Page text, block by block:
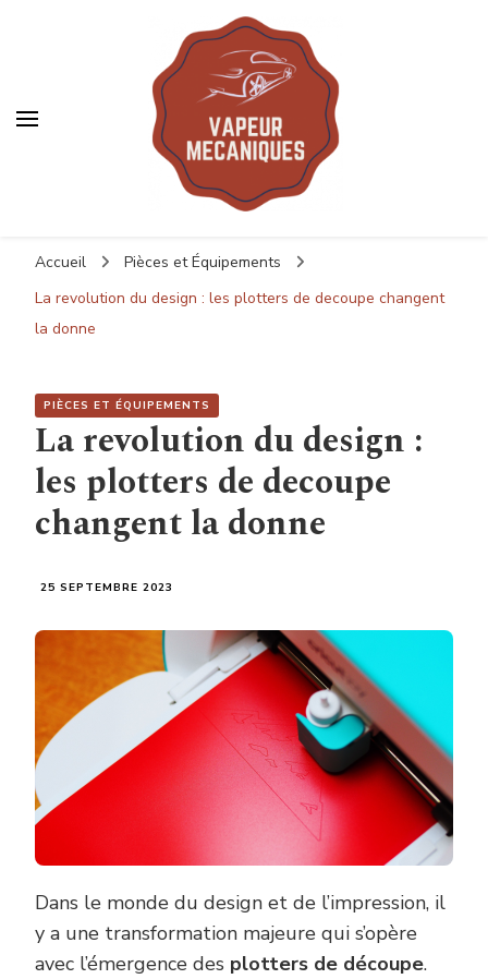
Vapeurmecanique
Accueil
Pièces et Équipements
La revolution du design : les plotters de decoupe changent
la donne
PIÈCES ET ÉQUIPEMENTS
La revolution du design :
les plotters de decoupe
changent la donne
25 SEPTEMBRE 2023
Dans le monde du design et de l’impression, il
y a une transformation majeure qui s’opère
avec l’émergence des plotters de découpe.